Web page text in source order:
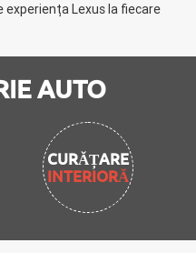
Lexus la fiecare
AUTO